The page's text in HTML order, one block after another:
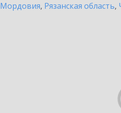
Мордовия, Рязанская область,